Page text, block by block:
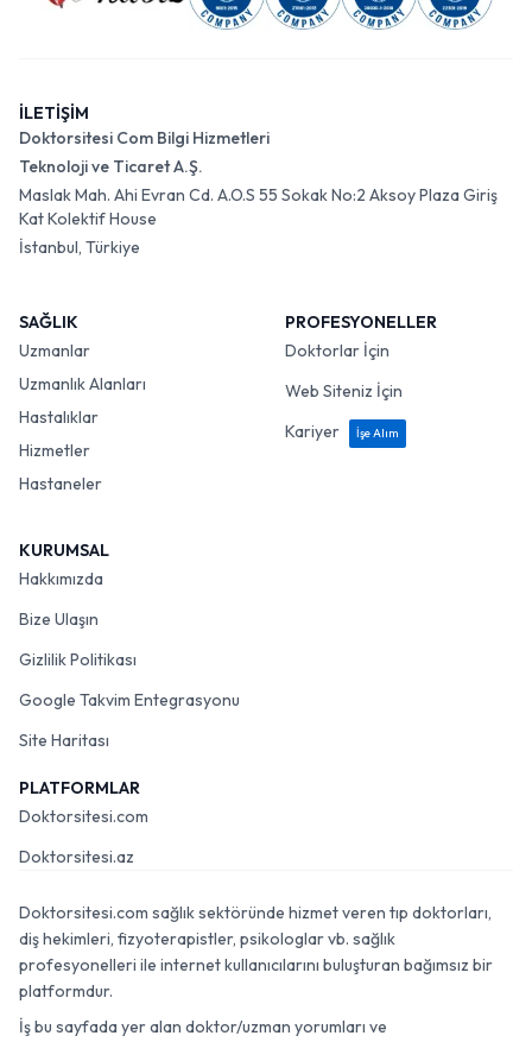
İLETİŞİM
Doktorsitesi Com Bilgi Hizmetleri
Teknoloji ve Ticaret A.Ş.
Maslak Mah. Ahi Evran Cd. A.O.S 55 Sokak No:2 Aksoy Plaza Giriş
Kat Kolektif House
İstanbul, Türkiye
SAĞLIK
Uzmanlar
Uzmanlık Alanları
Hastalıklar
Hizmetler
Hastaneler
PROFESYONELLER
Doktorlar İçin
Web Siteniz İçin
Kariyer
İşe Alım
KURUMSAL
Hakkımızda
Bize Ulaşın
Gizlilik Politikası
Google Takvim Entegrasyonu
Site Haritası
PLATFORMLAR
Doktorsitesi.com
Doktorsitesi.az
Doktorsitesi.com sağlık sektöründe hizmet veren tıp doktorları,
diş hekimleri, fizyoterapistler, psikologlar vb. sağlık
profesyonelleri ile internet kullanıcılarını buluşturan bağımsız bir
platformdur.
İş bu sayfada yer alan doktor/uzman yorumları ve